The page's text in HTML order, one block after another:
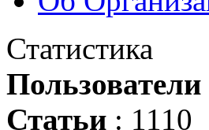
Статистика
Пользователи
Статьи : 1110